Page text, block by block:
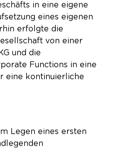
in eine eigene
eines eigenen
erfolgte die
von einer
und die
Functions in eine
eine kontinuierliche
Legen eines ersten